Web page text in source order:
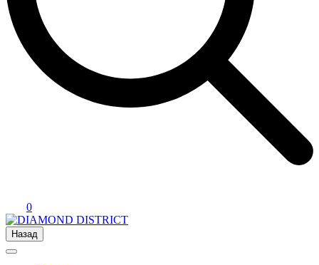
0
Назад